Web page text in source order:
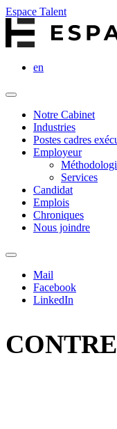
Espace Talent
en
Notre Cabinet
Industries
Postes cadres
Employeur
Services
Candidat
Emplois
Chroniques
Nous joindre
Mail
Facebook
LinkedIn